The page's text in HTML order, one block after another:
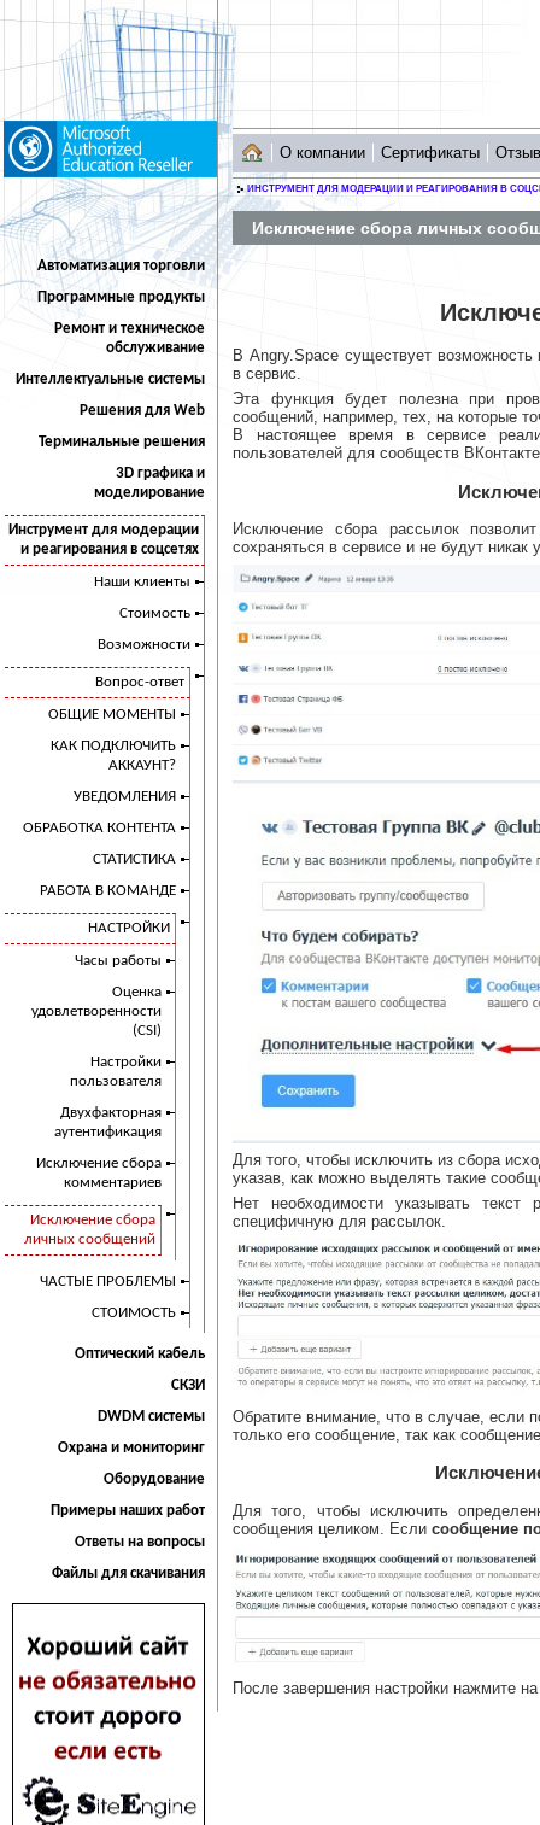
Автоматизация торговли
Программные продукты
Ремонт и техническое
обслуживание
Интеллектуальные системы
Решения для Web
Терминальные решения
3D графика и
моделирование
Инструмент для модерации
и реагирования в соцсетях
Наши клиенты
Стоимость
Возможности
Вопрос-ответ
ОБЩИЕ МОМЕНТЫ
КАК ПОДКЛЮЧИТЬ
АККАУНТ?
УВЕДОМЛЕНИЯ
ОБРАБОТКА КОНТЕНТА
СТАТИСТИКА
РАБОТА В КОМАНДЕ
НАСТРОЙКИ
Часы работы
Оценка
удовлетворенности
(CSI)
Настройки
пользователя
Двухфакторная
аутентификация
Исключение сбора
комментариев
Исключение сбора
личных сообщений
ЧАСТЫЕ ПРОБЛЕМЫ
СТОИМОСТЬ
Оптический кабель
СКЗИ
DWDM системы
Охрана и мониторинг
Оборудование
Примеры наших работ
Ответы на вопросы
Файлы для скачивания
О компании Сертификаты
ИНСТРУМЕНТ ДЛЯ МОДЕРАЦИИ И РЕАГИРОВАНИЯ В
Исключение сбора личных
В Angry.Space существует
в сервис.
Эта функция будет полезна при
сообщений, например, тех, на которые
В настоящее время в сервисе
пользователей для сообществ
Исключение сбора рассылок
сохраняться в сервисе и не будут никак
Для того, чтобы исключить из сбора
указав, как можно выделять такие
Нет необходимости указывать
специфичную для рассылок.
Обратите внимание, что в случае, если
только его сообщение, так как
Для того, чтобы исключить
сообщения целиком. Если сообщение
После завершения настройки нажмите на